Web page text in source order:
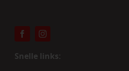
Snelle links: